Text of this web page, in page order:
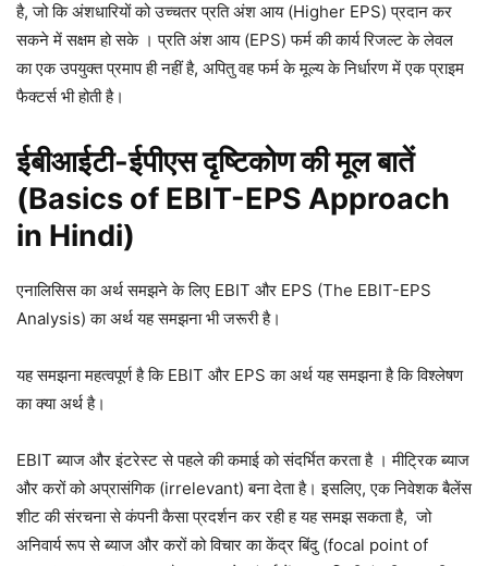
है, जो कि अंशधारियों को उच्चतर प्रति अंश आय (Higher EPS) प्रदान कर
सकने में सक्षम हो सके । प्रति अंश आय (EPS) फर्म की कार्य रिजल्ट के लेवल
का एक उपयुक्त प्रमाप ही नहीं है, अपितु वह फर्म के मूल्य के निर्धारण में एक प्राइम
फैक्टर्स भी होती है।
ईबीआईटी-ईपीएस दृष्टिकोण की मूल बातें
(Basics of EBIT-EPS Approach
in Hindi)
एनालिसिस का अर्थ समझने के लिए EBIT और EPS (The EBIT-EPS
Analysis) का अर्थ यह समझना भी जरूरी है।
यह समझना महत्वपूर्ण है कि EBIT और EPS का अर्थ यह समझना है कि विश्लेषण
का क्या अर्थ है।
EBIT ब्याज और इंटरेस्ट से पहले की कमाई को संदर्भित करता है । मीट्रिक ब्याज
और करों को अप्रासंगिक (irrelevant) बना देता है। इसलिए, एक निवेशक बैलेंस
शीट की संरचना से कंपनी कैसा प्रदर्शन कर रही ह यह समझ सकता है, जो
अनिवार्य रूप से ब्याज और करों को विचार का केंद्र बिंदु (focal point of